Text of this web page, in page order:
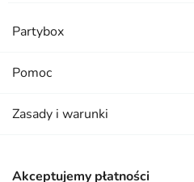
Akceptujemy płatności
Partybox
Pomoc
Zasady i warunki